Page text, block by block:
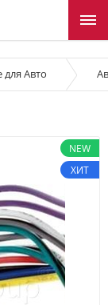
для Авто
NEW
ХИТ